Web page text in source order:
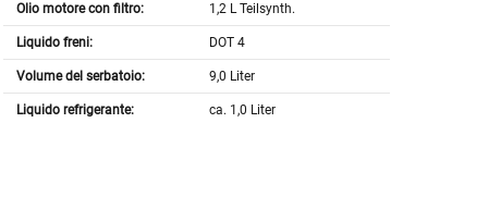
Olio motore con filtro: 1,2 L Teilsynth.
Liquido freni: DOT 4
Volume del serbatoio: 9,0 Liter
Liquido refrigerante: ca. 1,0 Liter